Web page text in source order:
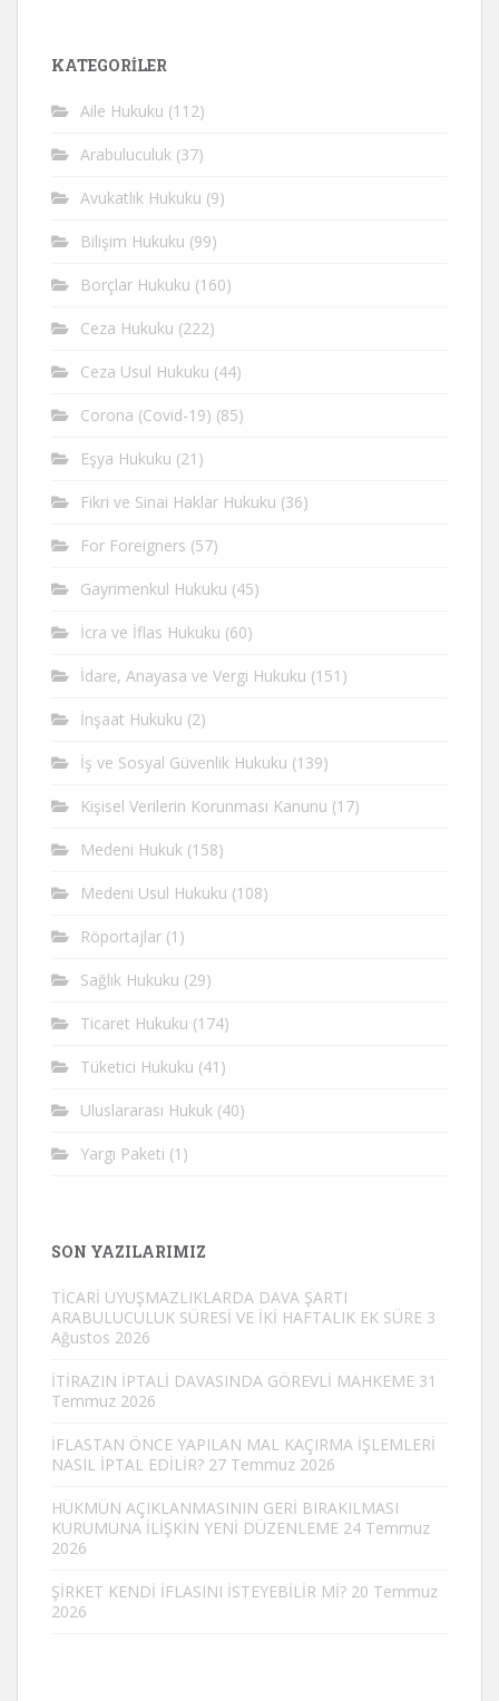
KATEGORİLER
Aile Hukuku (112)
Arabuluculuk (37)
Avukatlık Hukuku (9)
Bilişim Hukuku (99)
Borçlar Hukuku (160)
Ceza Hukuku (222)
Ceza Usul Hukuku (44)
Corona (Covid-19) (85)
Eşya Hukuku (21)
Fikri ve Sinai Haklar Hukuku (36)
For Foreigners (57)
Gayrimenkul Hukuku (45)
İcra ve İflas Hukuku (60)
İdare, Anayasa ve Vergi Hukuku (151)
İnşaat Hukuku (2)
İş ve Sosyal Güvenlik Hukuku (139)
Kişisel Verilerin Korunması Kanunu (17)
Medeni Hukuk (158)
Medeni Usul Hukuku (108)
Röportajlar (1)
Sağlık Hukuku (29)
Ticaret Hukuku (174)
Tüketici Hukuku (41)
Uluslararası Hukuk (40)
Yargı Paketi (1)
SON YAZILARIMIZ
TİCARİ UYUŞMAZLIKLARDA DAVA ŞARTI
ARABULUCULUK SÜRESİ VE İKİ HAFTALIK EK SÜRE 3
Ağustos 2026
İTİRAZIN İPTALİ DAVASINDA GÖREVLİ MAHKEME 31
Temmuz 2026
İFLASTAN ÖNCE YAPILAN MAL KAÇIRMA İŞLEMLERİ
NASIL İPTAL EDİLİR? 27 Temmuz 2026
HÜKMÜN AÇIKLANMASININ GERİ BIRAKILMASI
KURUMUNA İLİŞKİN YENİ DÜZENLEME 24 Temmuz
2026
ŞİRKET KENDİ İFLASINI İSTEYEBİLİR Mİ? 20 Temmuz
2026